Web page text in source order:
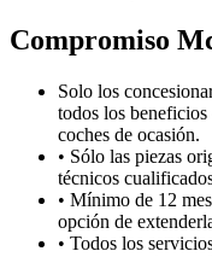
Compromiso M
Solo los
todos los
coches de ocasión.
• Sólo las piezas
técnicos
• Mínimo de 12
opción de
• Todos los